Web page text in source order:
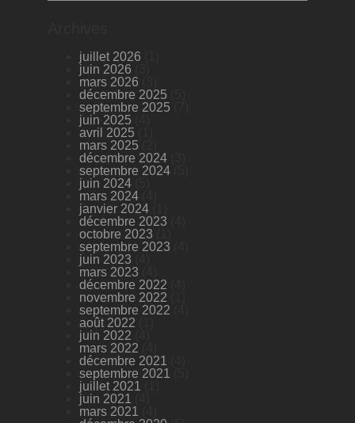
juillet 2026
juin 2026
mars 2026
décembre 2025
septembre 2025
juin 2025
avril 2025
mars 2025
décembre 2024
septembre 2024
juin 2024
mars 2024
janvier 2024
décembre 2023
octobre 2023
septembre 2023
juin 2023
mars 2023
décembre 2022
novembre 2022
septembre 2022
août 2022
juin 2022
mars 2022
décembre 2021
septembre 2021
juillet 2021
juin 2021
mars 2021